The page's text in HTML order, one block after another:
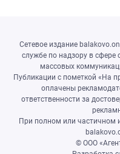
Сетевое издание
службе по надзору в сфере
массовых
Публикации с пометкой «На
оплачены
ответственности за
При полном или частичном
© ООО